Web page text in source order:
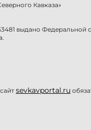
Кавказа»
выдано Федеральной
sevkavportal.ru